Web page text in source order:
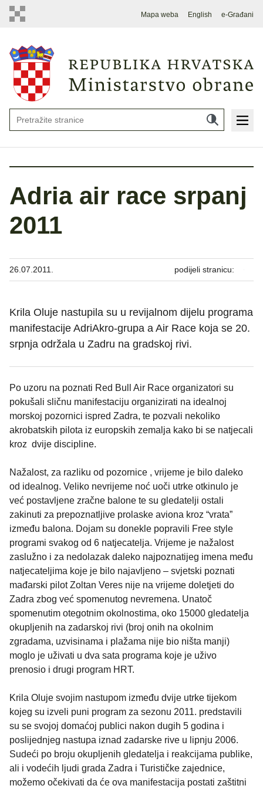
Mapa weba English e-Građani
Adria air race srpanj
2011
26.07.2011. podijeli stranicu:
Krila Oluje nastupila su u revijalnom dijelu programa
manifestacije AdriAkro-grupa a Air Race koja se 20.
srpnja održala u Zadru na gradskoj rivi.
Po uzoru na poznati Red Bull Air Race organizatori su
pokušali sličnu manifestaciju organizirati na idealnoj
morskoj pozornici ispred Zadra, te pozvali nekoliko
akrobatskih pilota iz europskih zemalja kako bi se natjecali
kroz dvije discipline.
Nažalost, za razliku od pozornice , vrijeme je bilo daleko
od idealnog. Veliko nevrijeme noć uoči utrke otkinulo je
već postavljene zračne balone te su gledatelji ostali
zakinuti za prepoznatljive prolaske aviona kroz “vrata”
između balona. Dojam su donekle popravili Free style
programi svakog od 6 natjecatelja. Vrijeme je nažalost
zaslužno i za nedolazak daleko najpoznatijeg imena među
natjecateljima koje je bilo najavljeno – svjetski poznati
mađarski pilot Zoltan Veres nije na vrijeme doletjeti do
Zadra zbog već spomenutog nevremena. Unatoč
spomenutim otegotnim okolnostima, oko 15000 gledatelja
okupljenih na zadarskoj rivi (broj onih na okolnim
zgradama, uzvisinama i plažama nije bio ništa manji)
moglo je uživati u dva sata programa koje je uživo
prenosio i drugi program HRT.
Krila Oluje svojim nastupom između dvije utrke tijekom
kojeg su izveli puni program za sezonu 2011. predstavili
su se svojoj domaćoj publici nakon dugih 5 godina i
poslijednjeg nastupa iznad zadarske rive u lipnju 2006.
Sudeći po broju okupljenih gledatelja i reakcijama publike,
ali i vodećih ljudi grada Zadra i Turističke zajednice,
možemo očekivati da će ova manifestacija postati zaštitni